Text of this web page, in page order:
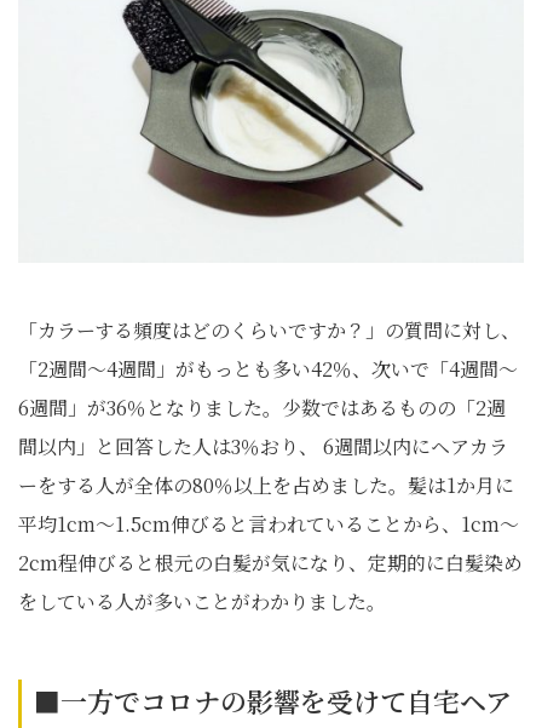
「カラーする頻度はどのくらいですか？」の質問に対し、
「2週間～4週間」がもっとも多い42％、次いで「4週間～
6週間」が36％となりました。少数ではあるものの「2週
間以内」と回答した人は3％おり、 6週間以内にヘアカラ
ーをする人が全体の80％以上を占めました。髪は1か月に
平均1cm～1.5cm伸びると言われていることから、1cm～
2cm程伸びると根元の白髪が気になり、定期的に白髪染め
をしている人が多いことがわかりました。
■一方でコロナの影響を受けて自宅ヘア